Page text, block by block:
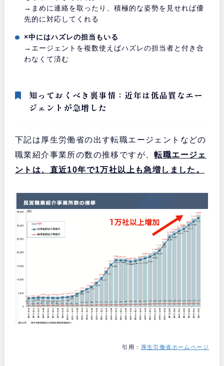
→まめに連絡を取ったり、積極的な姿勢を見せれば優
先的に対応してくれる
×中にはハズレの担当もいる
→エージェントを複数使えばハズレの担当者と付き合
わなくて済む
知っておくべき裏事情：近年は低品質なエー
ジェントが急増した
下記は厚生労働省の出す転職エージェントなどの
職業紹介事業所の数の推移ですが、転職エージェ
ントは、直近10年で1万社以上も急増しました。
引用： 厚生労働省ホームページ